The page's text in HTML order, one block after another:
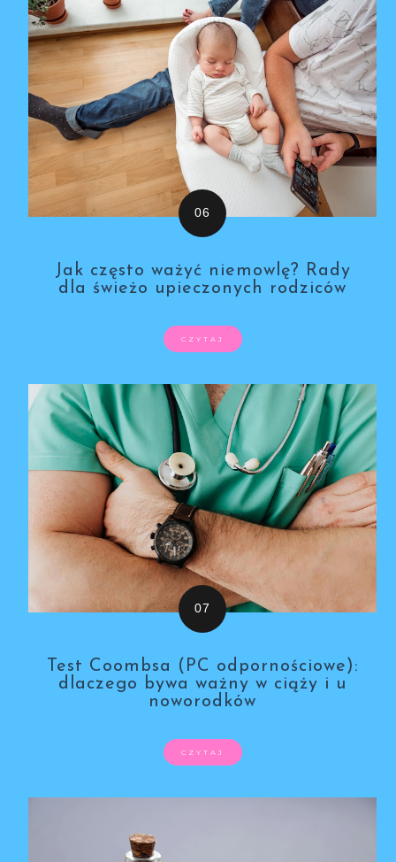
Jak często ważyć niemowlę? Rady
dla świeżo upieczonych rodziców
CZYTAJ
Test Coombsa (PC odpornościowe):
dlaczego bywa ważny w ciąży i u
noworodków
CZYTAJ